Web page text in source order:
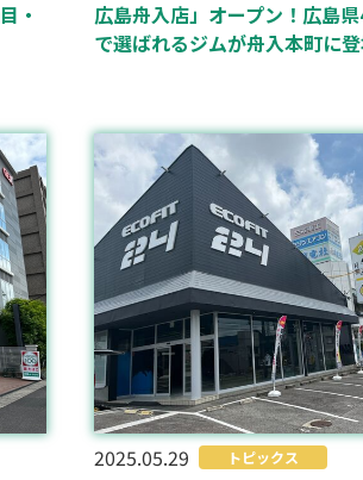
・
広島舟入店」オープン！広島
で選ばれるジムが舟入本町に
2025.05.29 トピックス